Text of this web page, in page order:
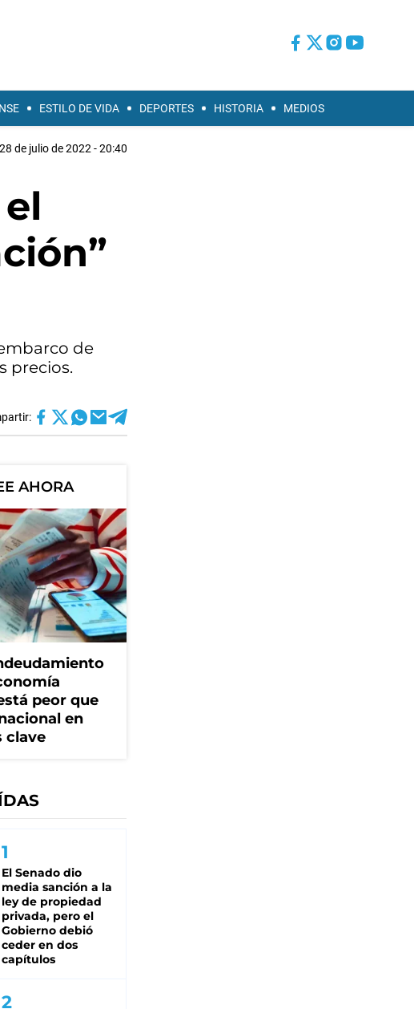
ESTILO DE VIDA DEPORTES HISTORIA MEDIOS
28 de julio de 2022 - 20:40
de
precios.
AHORA
peor que
en
clave
El Senado dio
media sanción a la
ley de propiedad
privada, pero el
Gobierno debió
ceder en dos
capítulos